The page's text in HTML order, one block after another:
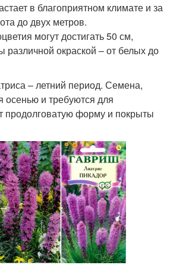
в благоприятном климате и за
до двух метров.
могут достигать 50 см,
различной окраской – от белых до
– летний период. Семена,
осенью и требуются для
продолговатую форму и покрыты